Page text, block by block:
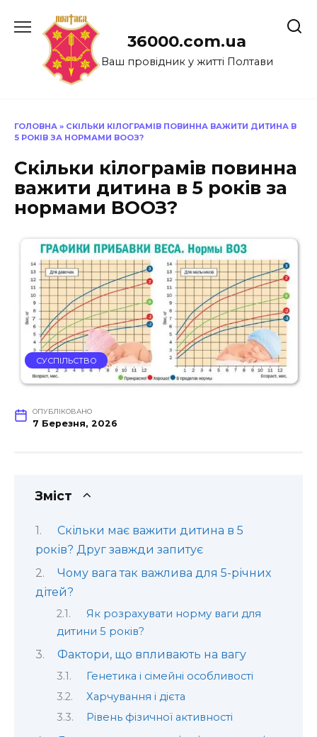
до
36000.com.ua
Ваш провідник у житті Полтави
ГОЛОВНА » СКІЛЬКИ КІЛОГРАМІВ ПОВИННА ВАЖИТИ ДИТИНА В
5 РОКІВ ЗА НОРМАМИ ВООЗ?
Скільки кілограмів повинна
важити дитина в 5 років за
нормами ВООЗ?
СУСПІЛЬСТВО
ОПУБЛІКОВАНО
7 Березня, 2026
Зміст
Скільки має важити дитина в 5
років? Друг завжди запитує
Чому вага так важлива для 5-річних
дітей?
Як розрахувати норму ваги для
дитини 5 років?
Фактори, що впливають на вагу
Генетика і сімейні особливості
Харчування і дієта
Рівень фізичної активності